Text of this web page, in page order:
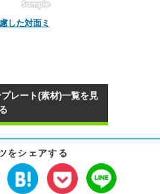
した対面ミ
レート(素材)一覧を見
る
をシェアする